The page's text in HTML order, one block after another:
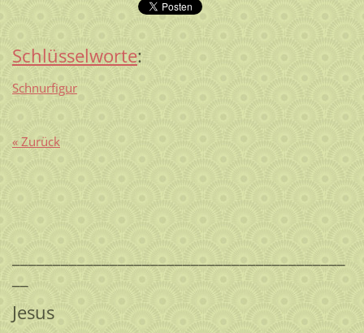
Schlüsselworte:
Schnurfigur
« Zurück
_________________________________________
Jesus